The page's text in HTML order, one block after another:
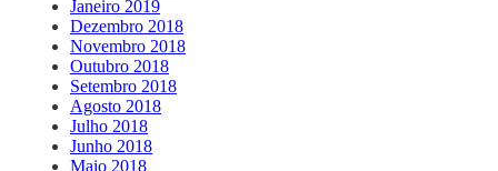
Janeiro 2019
Dezembro 2018
Novembro 2018
Outubro 2018
Setembro 2018
Agosto 2018
Julho 2018
Junho 2018
Maio 2018